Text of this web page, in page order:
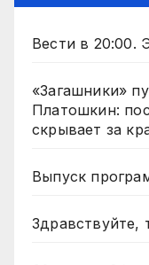
Вести в 20:00.
«Загашники»
Платошкин:
скрывает за
Выпуск
Здравствуйте,